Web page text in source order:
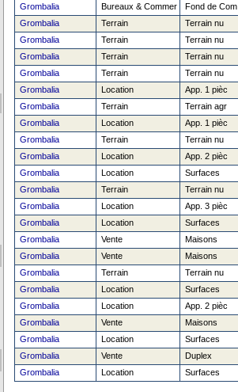
Grombalia
Bureaux & Commer Fond de Com
Grombalia
Terrain Terrain nu
Grombalia
Terrain Terrain nu
Grombalia
Terrain Terrain nu
Grombalia
Terrain Terrain nu
Grombalia
Location App. 1 pièc
Grombalia
Terrain Terrain agr
Grombalia
Location App. 1 pièc
Grombalia
Terrain Terrain nu
Grombalia
Location App. 2 pièc
Grombalia
Location Surfaces
Grombalia
Terrain Terrain nu
Grombalia
Location App. 3 pièc
Grombalia
Location Surfaces
Grombalia
Vente Maisons
Grombalia
Vente Maisons
Grombalia
Terrain Terrain nu
Grombalia
Location Surfaces
Grombalia
Location App. 2 pièc
Grombalia
Vente Maisons
Grombalia
Location Surfaces
Grombalia
Vente Duplex
Grombalia
Location Surfaces